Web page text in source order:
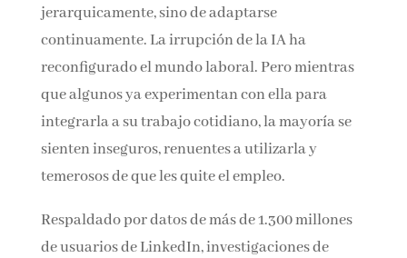
jerarquicamente, sino de adaptarse
continuamente. La irrupción de la IA ha
reconfigurado el mundo laboral. Pero mientras
que algunos ya experimentan con ella para
integrarla a su trabajo cotidiano, la mayoría se
sienten inseguros, renuentes a utilizarla y
temerosos de que les quite el empleo.
Respaldado por datos de más de 1.300 millones
de usuarios de LinkedIn, investigaciones de